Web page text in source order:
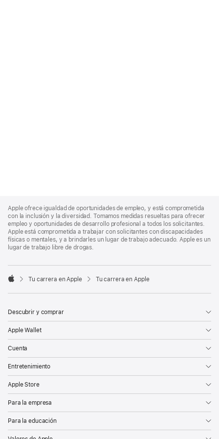
Footer
Apple ofrece igualdad de oportunidades de empleo, y está comprometida
con la inclusión y la diversidad. Tomamos medidas resueltas para ofrecer
empleo y oportunidades de desarrollo profesional a todos los solicitantes.
Apple está comprometida a trabajar con solicitantes con discapacidades
físicas o mentales, y a brindarles un lugar de trabajo adecuado. Apple es un
lugar de trabajo libre de drogas.

Tu carrera en Apple Tu carrera en Apple
Descubrir y comprar
Apple Wallet
Cuenta
Entretenimiento
Apple Store
Para la empresa
Para la educación